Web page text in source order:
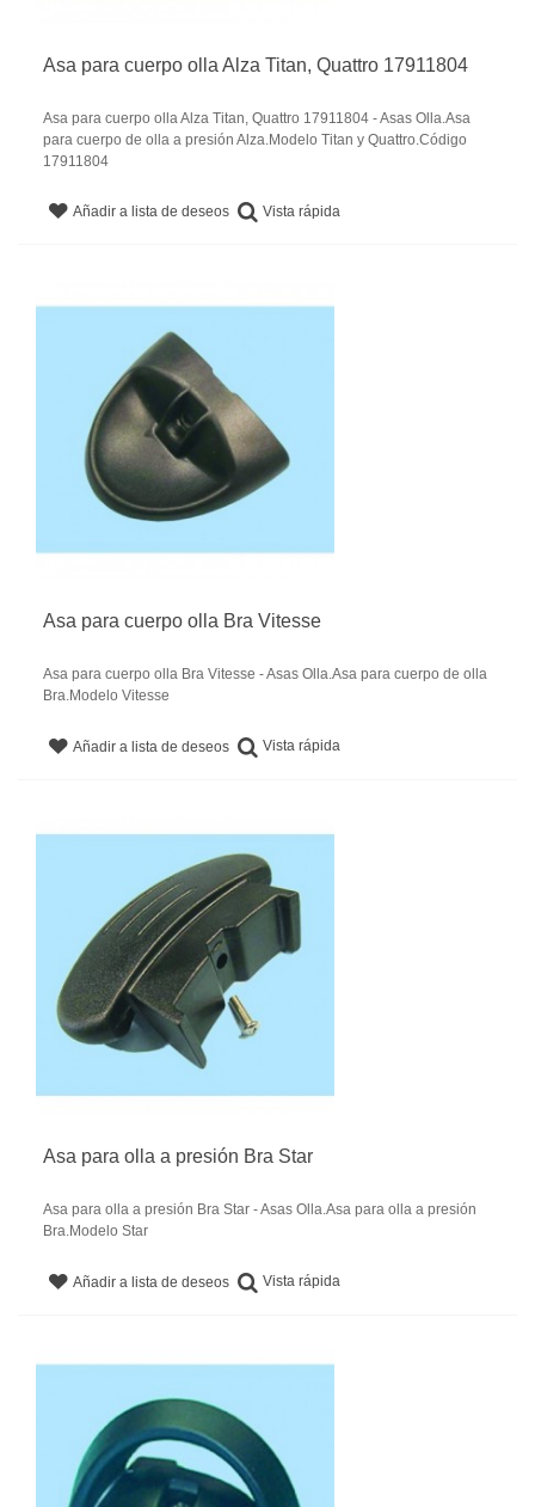
Asa para cuerpo olla Alza Titan, Quattro 17911804
Asa para cuerpo olla Alza Titan, Quattro 17911804 - Asas Olla.Asa
para cuerpo de olla a presión Alza.Modelo Titan y Quattro.Código
17911804
Añadir a lista de deseos Vista rápida
Asa para cuerpo olla Bra Vitesse
Asa para cuerpo olla Bra Vitesse - Asas Olla.Asa para cuerpo de olla
Bra.Modelo Vitesse
Añadir a lista de deseos Vista rápida
Asa para olla a presión Bra Star
Asa para olla a presión Bra Star - Asas Olla.Asa para olla a presión
Bra.Modelo Star
Añadir a lista de deseos Vista rápida